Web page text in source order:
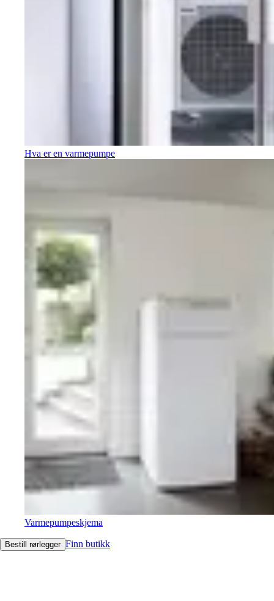
Hva er en varmepumpe
Varmepumpeskjema
Bestill rørlegger Finn butikk